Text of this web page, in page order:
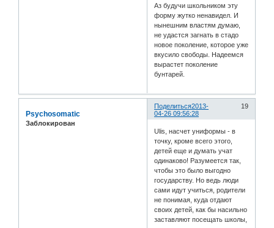
Аз будучи школьником эту
форму жутко ненавидел. И
нынешним властям думаю,
не удастся загнать в стадо
новое поколение, которое уже
вкусило свободы. Надеемся
вырастет поколение
бунтарей.
Поделиться 19
2013-
04-26 09:56:28
Psychosomatic
Заблокирован
Ulis, насчет униформы - в
точку, кроме всего этого,
детей еще и думать учат
одинаково! Разумеется так,
чтобы это было выгодно
государству. Но ведь люди
сами идут учиться, родители
не понимая, куда отдают
своих детей, как бы насильно
заставляют посещать школы,